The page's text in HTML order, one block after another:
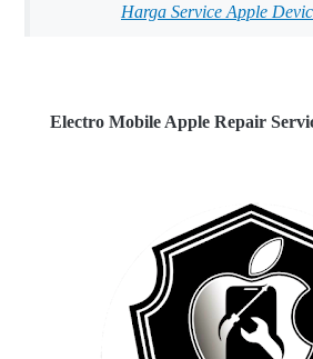
Harga Service Apple
Electro Mobile Apple Repair